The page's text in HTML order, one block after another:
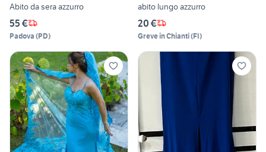
Abito da sera azzurro
55 €
Padova (PD)
abito lungo azzurro
20 €
Greve in Chianti(FI)